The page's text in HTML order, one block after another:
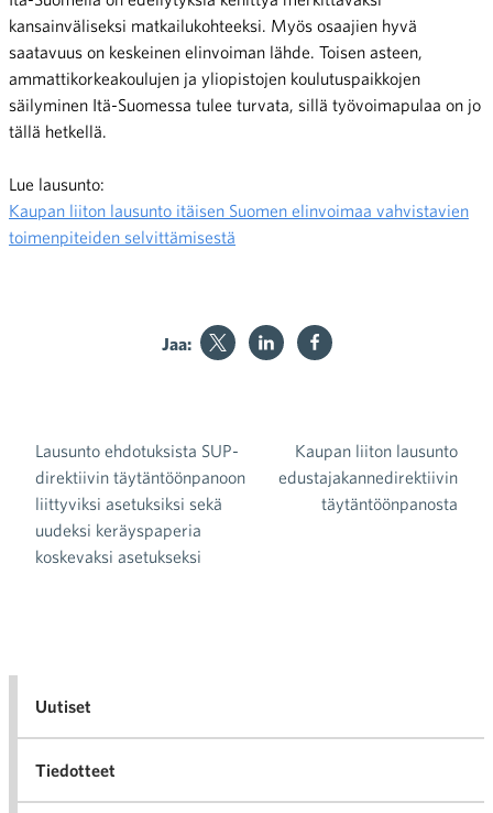
kansainväliseksi matkailukohteeksi. Myös osaajien hyvä
saatavuus on keskeinen elinvoiman lähde. Toisen asteen,
ammattikorkeakoulujen ja yliopistojen koulutuspaikkojen
säilyminen Itä-Suomessa tulee turvata, sillä työvoimapulaa on jo
tällä hetkellä.
Lue lausunto:
Kaupan liiton lausunto itäisen Suomen elinvoimaa vahvistavien
toimenpiteiden selvittämisestä
Jaa:
Artikkelien selaus
Lausunto ehdotuksista SUP-
direktiivin täytäntöönpanoon
liittyviksi asetuksiksi sekä
uudeksi keräyspaperia
koskevaksi asetukseksi
Kaupan liiton lausunto
edustajakannedirektiivin
täytäntöönpanosta
Uutiset
Tiedotteet